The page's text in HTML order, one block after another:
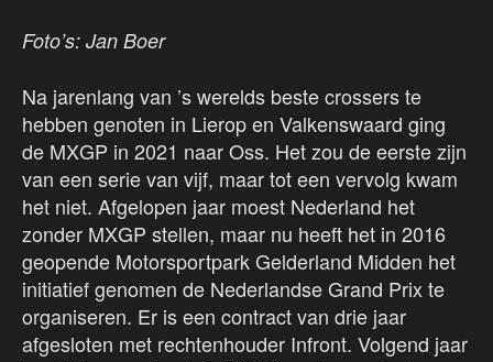
Foto’s: Jan Boer
Na jarenlang van ’s werelds beste crossers te
hebben genoten in Lierop en Valkenswaard ging
de MXGP in 2021 naar Oss. Het zou de eerste zijn
van een serie van vijf, maar tot een vervolg kwam
het niet. Afgelopen jaar moest Nederland het
zonder MXGP stellen, maar nu heeft het in 2016
geopende Motorsportpark Gelderland Midden het
initiatief genomen de Nederlandse Grand Prix te
organiseren. Er is een contract van drie jaar
afgesloten met rechtenhouder Infront. Volgend jaar